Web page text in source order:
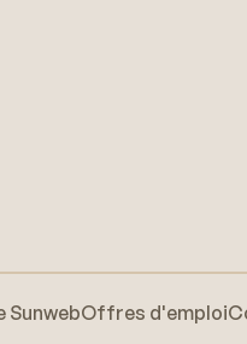
SunwebOffres d'emploi